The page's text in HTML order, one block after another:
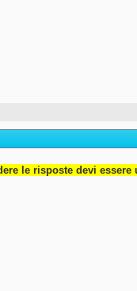
le risposte devi essere